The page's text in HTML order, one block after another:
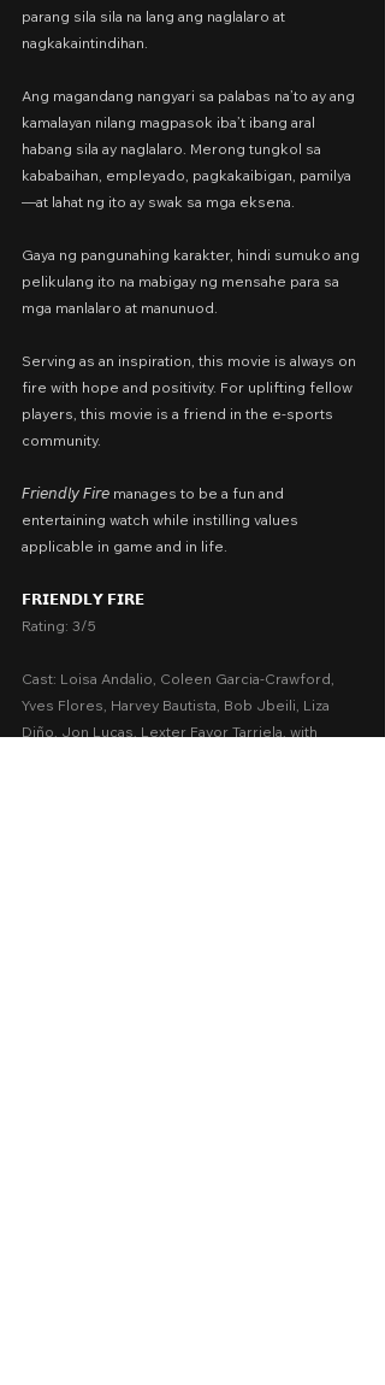
parang sila sila na lang ang naglalaro at
nagkakaintindihan.
Ang magandang nangyari sa palabas na’to ay ang
kamalayan nilang magpasok iba’t ibang aral
habang sila ay naglalaro. Merong tungkol sa
kababaihan, empleyado, pagkakaibigan, pamilya
—at lahat ng ito ay swak sa mga eksena.
Gaya ng pangunahing karakter, hindi sumuko ang
pelikulang ito na mabigay ng mensahe para sa
mga manlalaro at manunuod.
Serving as an inspiration, this movie is always on
fire with hope and positivity. For uplifting fellow
players, this movie is a friend in the e-sports
community.
𝘍𝘳𝘪𝘦𝘯𝘥𝘭𝘺 𝘍𝘪𝘳𝘦 manages to be a fun and
entertaining watch while instilling values
applicable in game and in life.
𝗙𝗥𝗜𝗘𝗡𝗗𝗟𝗬 𝗙𝗜𝗥𝗘
Rating: 3/5
Cast: Loisa Andalio, Coleen Garcia-Crawford,
Yves Flores, Harvey Bautista, Bob Jbeili, Liza
Diño, Jon Lucas, Lexter Favor Tarriela, with